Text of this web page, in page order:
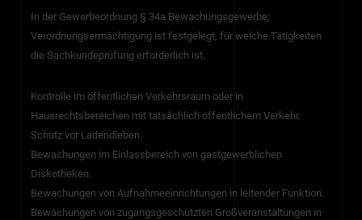
In der Gewerbeordnung § 34a Bewachungsgewerbe;
Verordnungsermächtigung ist festgelegt, für welche Tätigkeiten
die Sachkundeprüfung erforderlich ist.
Kontrolle im öffentlichen Verkehrsraum oder in
Hausrechtsbereichen mit tatsächlich öffentlichem Verkehr.
Schutz vor Ladendieben.
Bewachungen im Einlassbereich von gastgewerblichen
Diskotheken.
Bewachungen von Aufnahmeeinrichtungen in leitender Funktion.
Bewachungen von zugangsgeschützten Großveranstaltungen in